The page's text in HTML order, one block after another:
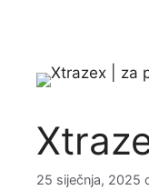
25 siječnja, 2025